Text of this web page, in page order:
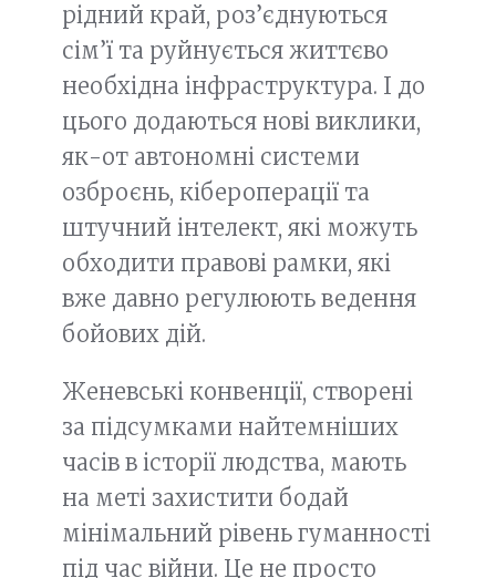
рідний край, роз’єднуються
сім’ї та руйнується життєво
необхідна інфраструктура. І до
цього додаються нові виклики,
як-от автономні системи
озброєнь, кібероперації та
штучний інтелект, які можуть
обходити правові рамки, які
вже давно регулюють ведення
бойових дій.
Женевські конвенції, створені
за підсумками найтемніших
часів в історії людства, мають
на меті захистити бодай
мінімальний рівень гуманності
під час війни. Це не просто